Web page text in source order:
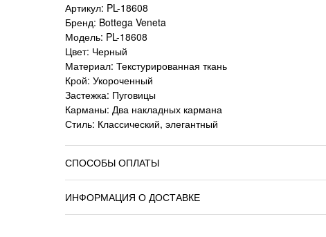
Артикул: PL-18608
Бренд: Bottega Veneta
Модель: PL-18608
Цвет: Черный
Материал: Текстурированная ткань
Крой: Укороченный
Застежка: Пуговицы
Карманы: Два накладных кармана
Стиль: Классический, элегантный
СПОСОБЫ ОПЛАТЫ
ИНФОРМАЦИЯ О ДОСТАВКЕ